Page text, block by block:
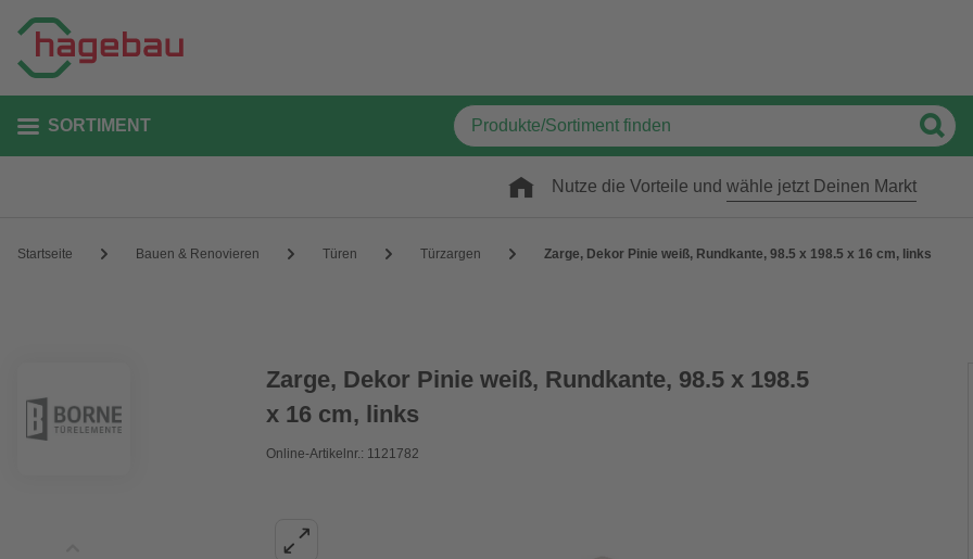
SORTIMENT
Nutze die Vorteile und wähle jetzt Deinen Markt
Startseite Bauen & Renovieren Türen Türzargen Zarge, Dekor Pinie weiß, Rundkante, 98.5 x 198.5 x 16 cm, links
Zarge, Dekor Pinie weiß, Rundkante, 98.5 x 198.5
x 16 cm, links
Online-Artikelnr.: 1121782